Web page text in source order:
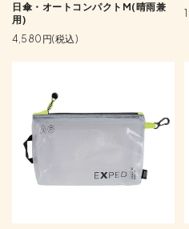
日傘・オートコンパクトM(晴雨兼
用)
4,580円(税込)